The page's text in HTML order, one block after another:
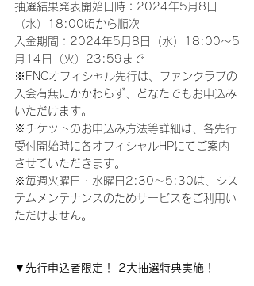
抽選結果発表開始日時：2024年5月8日
（水）18:00頃から順次
入金期間：2024年5月8日（水）18:00～5
月14日（火）23:59まで
※FNCオフィシャル先行は、ファンクラブの
入会有無にかかわらず、どなたでもお申込み
いただけます。
※チケットのお申込み方法等詳細は、各先行
受付開始時に各オフィシャルHPにてご案内
させていただきます。
※毎週火曜日・水曜日2:30～5:30は、シス
テムメンテナンスのためサービスをご利用い
ただけません。
▼先行申込者限定！ 2大抽選特典実施！